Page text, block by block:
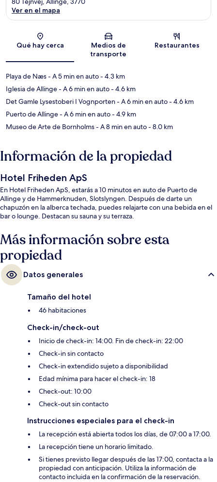
Sección del mapa
Ver en el mapa
Qué hay cerca
Medios de
transporte
Restaurantes
Playa de Næs- A 5 min en auto- 4.3 km
Iglesia de Allinge- A 6 min en auto- 4.6 km
Det Gamle Lysestoberi I Vognporten- A 6 min en auto- 4.6 km
Puerto de Allinge- A 6 min en auto- 4.9 km
Museo de Arte de Bornholms- A 8 min en auto- 8.0 km
Información de la propiedad
Hotel Friheden ApS
En Hotel Friheden ApS, estarás a 10 minutos en auto de Puerto de
Allinge y de Hammerknuden, Slotslyngen. Después de darte un
chapuzón en la alberca techada, puedes relajarte con una bebida en el
bar o lounge. Destacan su sauna y su terraza.
Más información sobre esta
propiedad
Datos generales
Tamaño del hotel
46 habitaciones
Check-in/check-out
Inicio de check-in: 14:00. Fin de check-in: 22:00
Check-in sin contacto
Check-in extendido sujeto a disponibilidad
Edad mínima para hacer el check-in: 18
Check-out: 10:00
Check-out sin contacto
Instrucciones especiales para el check-in
La recepción está abierta todos los días, de 07:00 a 17:00.
La recepción tiene un horario limitado.
Si tienes previsto llegar después de las 17:00, contacta a la
propiedad con anticipación. Utiliza la información de
contacto incluida en la confirmación de la reservación.